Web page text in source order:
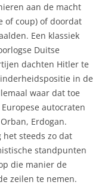
aan de macht
of coup) of doordat
Een klassiek
Duitse
dachten Hitler te
in de
waar dat toe
autocraten
Erdogan.
het steeds zo dat
standpunten
die manier de
zeilen te nemen.